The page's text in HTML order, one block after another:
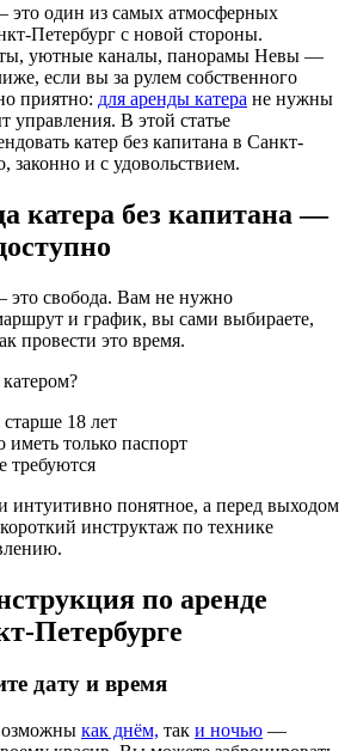
это один из самых атмосферных
Петербург с новой стороны.
уютные каналы, панорамы Невы —
если вы за рулем собственного
приятно: для аренды катера не нужны
управления. В этой статье
катер без капитана в Санкт-
законно и с удовольствием.
катера без капитана —
это свобода. Вам не нужно
и график, вы сами выбираете,
провести это время.
18 лет
только паспорт
интуитивно понятное, а перед выходом
инструктаж по технике
по аренде
Петербурге
дату и время
как днём, так и ночью —